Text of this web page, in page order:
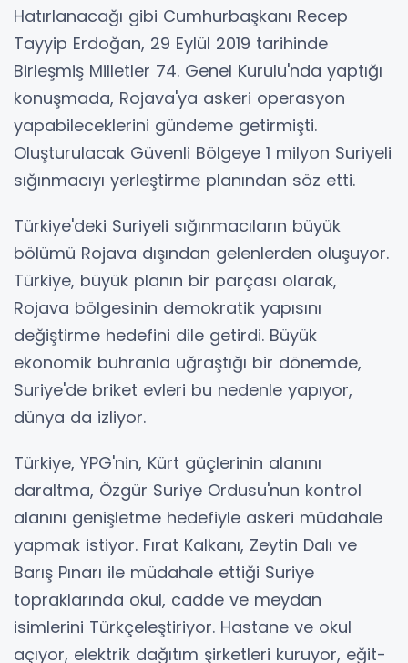
Hatırlanacağı gibi Cumhurbaşkanı Recep
Tayyip Erdoğan, 29 Eylül 2019 tarihinde
Birleşmiş Milletler 74. Genel Kurulu'nda yaptığı
konuşmada, Rojava'ya askeri operasyon
yapabileceklerini gündeme getirmişti.
Oluşturulacak Güvenli Bölgeye 1 milyon Suriyeli
sığınmacıyı yerleştirme planından söz etti.
Türkiye'deki Suriyeli sığınmacıların büyük
bölümü Rojava dışından gelenlerden oluşuyor.
Türkiye, büyük planın bir parçası olarak,
Rojava bölgesinin demokratik yapısını
değiştirme hedefini dile getirdi. Büyük
ekonomik buhranla uğraştığı bir dönemde,
Suriye'de briket evleri bu nedenle yapıyor,
dünya da izliyor.
Türkiye, YPG'nin, Kürt güçlerinin alanını
daraltma, Özgür Suriye Ordusu'nun kontrol
alanını genişletme hedefiyle askeri müdahale
yapmak istiyor. Fırat Kalkanı, Zeytin Dalı ve
Barış Pınarı ile müdahale ettiği Suriye
topraklarında okul, cadde ve meydan
isimlerini Türkçeleştiriyor. Hastane ve okul
açıyor, elektrik dağıtım şirketleri kuruyor, eğit-